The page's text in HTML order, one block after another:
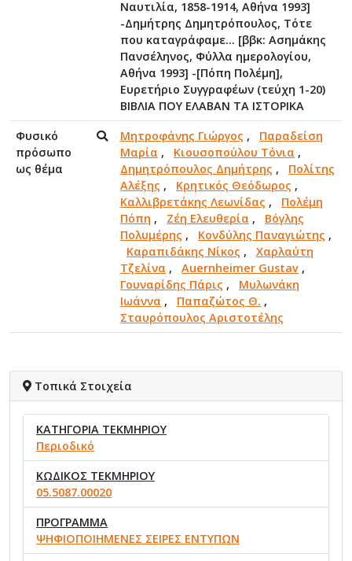
Ναυτιλία, 1858-1914, Αθήνα 1993]
-Δημήτρης Δημητρόπουλος, Τότε
που καταγράφαμε… [ββκ: Ασημάκης
Πανσέληνος, Φύλλα ημερολογίου,
Αθήνα 1993] -[Πόπη Πολέμη],
Ευρετήριο Συγγραφέων (τεύχη 1-20)
ΒΙΒΛΙΑ ΠΟΥ ΕΛΑΒΑΝ ΤΑ ΙΣΤΟΡΙΚΑ
Φυσικό
πρόσωπο
ως θέμα
Μητροφάνης Γιώργος , Παραδείση
Μαρία , Κιουσοπούλου Τόνια ,
Δημητρόπουλος Δημήτρης , Πολίτης
Αλέξης , Κρητικός Θεόδωρος ,
Καλλιβρετάκης Λεωνίδας , Πολέμη
Πόπη , Ζέη Ελευθερία , Βόγλης
Πολυμέρης , Κονδύλης Παναγιώτης ,
Καραπιδάκης Νίκος , Χαρλαύτη
Τζελίνα , Auernheimer Gustav ,
Γουναρίδης Πάρις , Μυλωνάκη
Ιωάννα , Παπαζώτος Θ. ,
Σταυρόπουλος Αριστοτέλης
Τοπικά Στοιχεία
ΚΑΤΗΓΟΡΙΑ ΤΕΚΜΗΡΙΟΥ
Περιοδικό
ΚΩΔΙΚΟΣ ΤΕΚΜΗΡΙΟΥ
05.5087.00020
ΠΡΟΓΡΑΜΜΑ
ΨΗΦΙΟΠΟΙΗΜΕΝΕΣ ΣΕΙΡΕΣ ΕΝΤΥΠΩΝ